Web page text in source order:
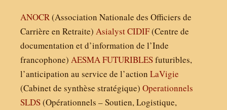
ANOCR(Association Nationale des Officiers de
Carrière en Retraite) AsialystCIDIF(Centre de
documentation et d’information de l’Inde
francophone) AESMAFUTURIBLESfuturibles,
l’anticipation au service de l’action LaVigie
(Cabinet de synthèse stratégique) Operationnels
SLDS(Opérationnels – Soutien, Logistique,